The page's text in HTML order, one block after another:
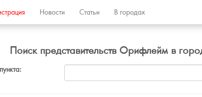
Новости Статьи В городах
Поиск представительств Орифлейм в